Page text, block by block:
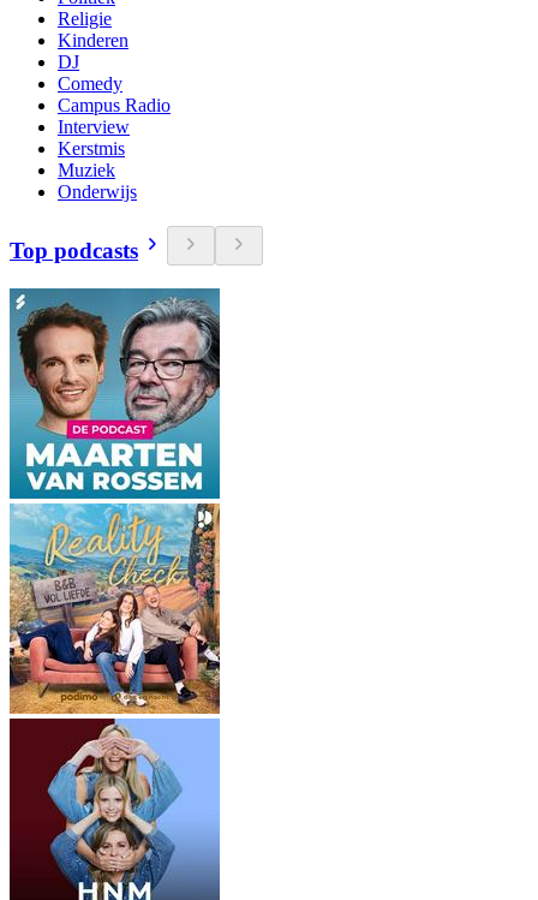
Religie
Kinderen
DJ
Comedy
Campus Radio
Interview
Kerstmis
Muziek
Onderwijs
Top podcasts